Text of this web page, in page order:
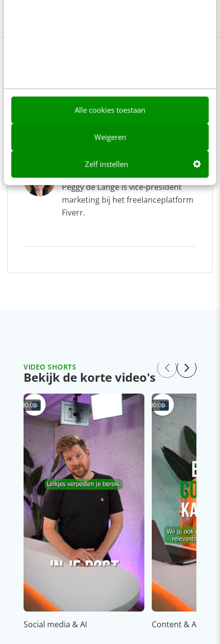
Alle cookies toestaan
Weigeren
Zelf instellen
Delen
Peggy de Lange
Peggy de Lange is vice-president
marketing bij het freelanceplatform
Fiverr.
VIDEO SHORTS
Bekijk de korte video's
00:00
Social media & AI
00:00
Content & AI